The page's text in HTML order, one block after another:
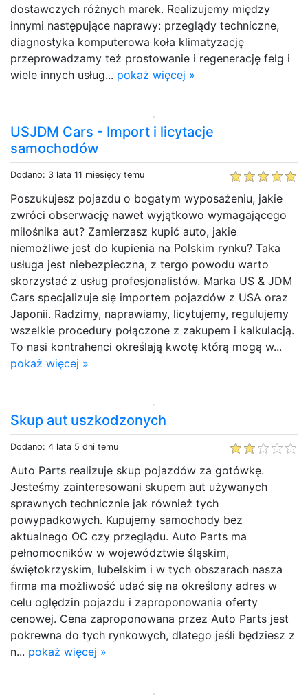
dostawczych różnych marek. Realizujemy między
innymi następujące naprawy: przeglądy techniczne,
diagnostyka komputerowa koła klimatyzację
przeprowadzamy też prostowanie i regenerację felg i
wiele innych usług... pokaż więcej »
USJDM Cars - Import i licytacje
samochodów
Dodano: 3 lata 11 miesięcy temu
Poszukujesz pojazdu o bogatym wyposażeniu, jakie
zwróci obserwację nawet wyjątkowo wymagającego
miłośnika aut? Zamierzasz kupić auto, jakie
niemożliwe jest do kupienia na Polskim rynku? Taka
usługa jest niebezpieczna, z tergo powodu warto
skorzystać z usług profesjonalistów. Marka US & JDM
Cars specjalizuje się importem pojazdów z USA oraz
Japonii. Radzimy, naprawiamy, licytujemy, regulujemy
wszelkie procedury połączone z zakupem i kalkulacją.
To nasi kontrahenci określają kwotę którą mogą w...
pokaż więcej »
Skup aut uszkodzonych
Dodano: 4 lata 5 dni temu
Auto Parts realizuje skup pojazdów za gotówkę.
Jesteśmy zainteresowani skupem aut używanych
sprawnych technicznie jak również tych
powypadkowych. Kupujemy samochody bez
aktualnego OC czy przeglądu. Auto Parts ma
pełnomocników w województwie śląskim,
świętokrzyskim, lubelskim i w tych obszarach nasza
firma ma możliwość udać się na określony adres w
celu oględzin pojazdu i zaproponowania oferty
cenowej. Cena zaproponowana przez Auto Parts jest
pokrewna do tych rynkowych, dlatego jeśli będziesz z
n... pokaż więcej »